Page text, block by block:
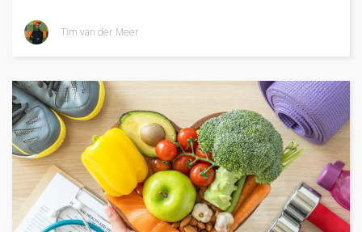
Tim van der Meer